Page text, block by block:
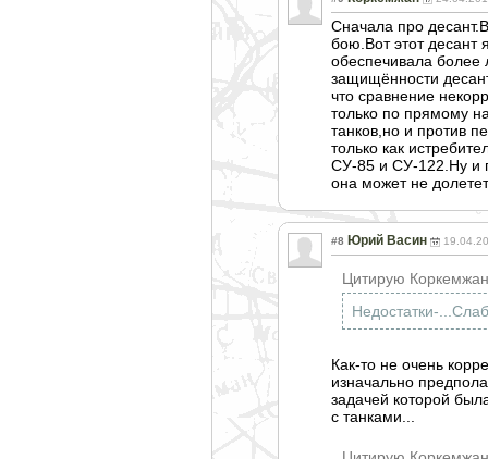
Сначала про
бою.Вот этот десант
обеспечивала более
защищённости
что сравнение
только по прямому
танков,но и против
только как
СУ-85 и СУ-122.Ну и
она может не
#8 Юрий Васин
Цитирую
Недостатки-
Как-то не очень
изначально
задачей которой
с танками...